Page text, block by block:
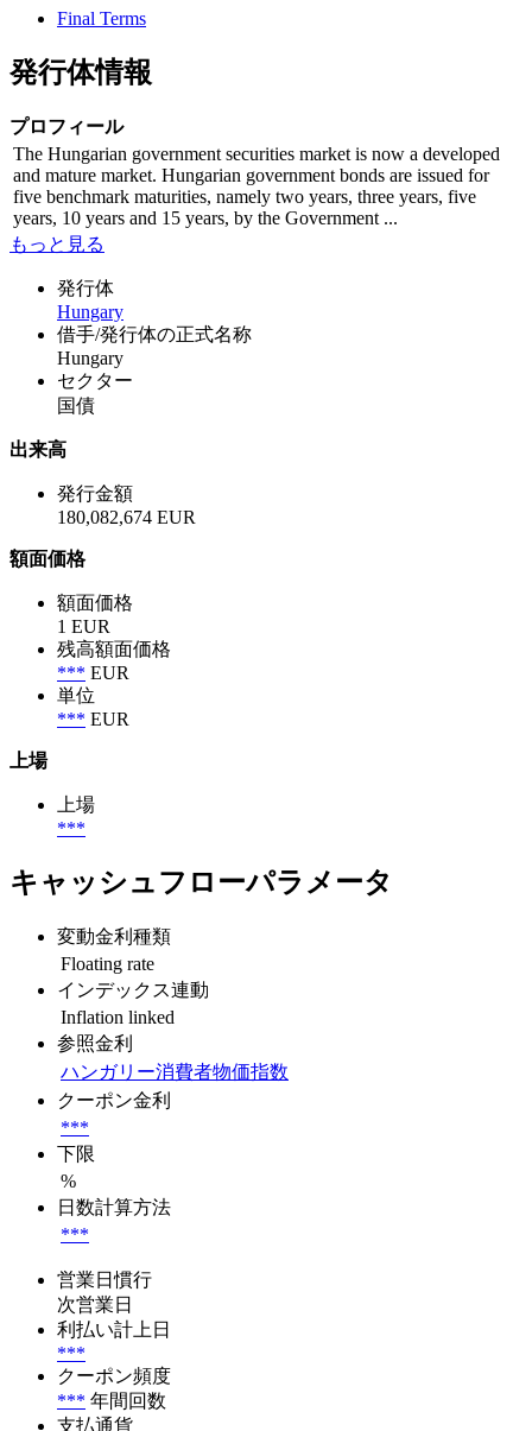
Final Terms
発行体情報
プロフィール
The Hungarian government securities market is now a developed
and mature market. Hungarian government bonds are issued for
five benchmark maturities, namely two years, three years, five
years, 10 years and 15 years, by the Government ...
もっと見る
発行体
Hungary
借手/発行体の正式名称
Hungary
セクター
国債
出来高
発行金額
180,082,674 EUR
額面価格
額面価格
1 EUR
残高額面価格
*** EUR
単位
*** EUR
上場
上場
***
キャッシュフローパラメータ
変動金利種類
Floating rate
インデックス連動
Inflation linked
参照金利
ハンガリー消費者物価指数
クーポン金利
***
下限
%
日数計算方法
***
営業日慣行
次営業日
利払い計上日
***
クーポン頻度
*** 年間回数
支払通貨